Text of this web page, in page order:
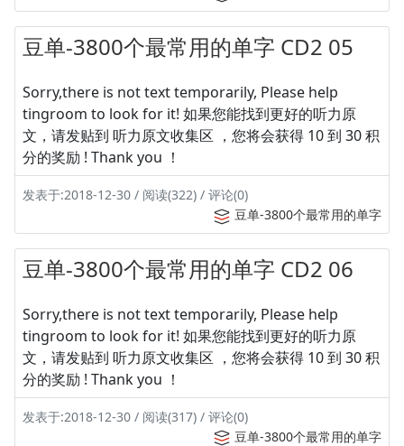
豆单-3800个最常用的单字 CD2 05
Sorry,there is not text temporarily, Please help
tingroom to look for it! 如果您能找到更好的听力原
文，请发贴到 听力原文收集区 ，您将会获得 10 到 30 积
分的奖励 ! Thank you ！
发表于:2018-12-30 / 阅读(322) / 评论(0)
豆单-3800个最常用的单字
豆单-3800个最常用的单字 CD2 06
Sorry,there is not text temporarily, Please help
tingroom to look for it! 如果您能找到更好的听力原
文，请发贴到 听力原文收集区 ，您将会获得 10 到 30 积
分的奖励 ! Thank you ！
发表于:2018-12-30 / 阅读(317) / 评论(0)
豆单-3800个最常用的单字